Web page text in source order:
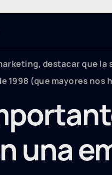
destacar que la
1998 (que mayores nos
una